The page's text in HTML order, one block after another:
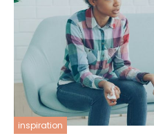
inspiration